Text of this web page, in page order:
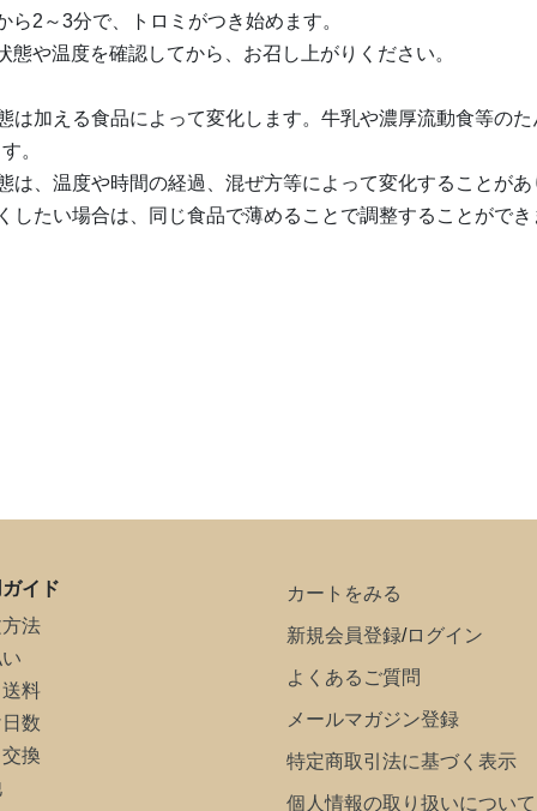
ら2～3分で、トロミがつき始めます。
態や温度を確認してから、お召し上がりください。
は加える食品によって変化します。牛乳や濃厚流動食等の
。
は、温度や時間の経過、混ぜ方等によって変化することがあ
したい場合は、同じ食品で薄めることで調整することができ
イド
法
料
数
換
カートをみる
新規会員登録/ログイン
よくあるご質問
メールマガジン登録
特定商取引法に基づく表示
個人情報の取り扱いについて